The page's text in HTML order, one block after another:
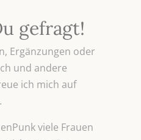
gefragt!
Ergänzungen oder
und andere
ich mich auf
viele Frauen